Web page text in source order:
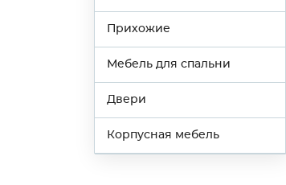
Прихожие
Мебель для спальни
Двери
Корпусная мебель